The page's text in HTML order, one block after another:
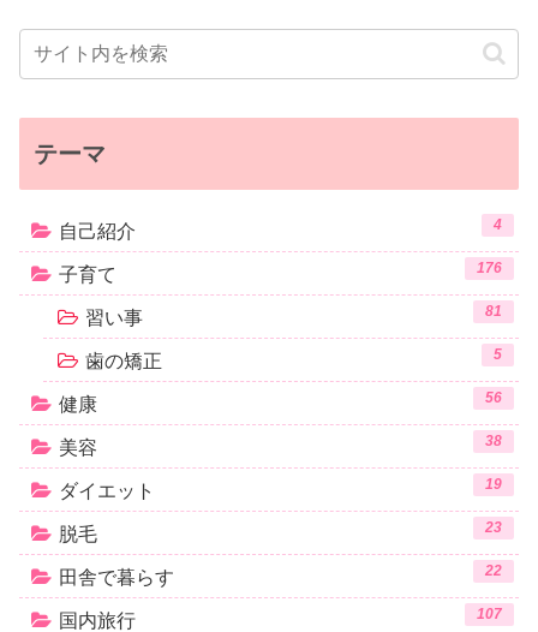
テーマ
自己紹介 4
子育て 176
習い事 81
歯の矯正 5
健康 56
美容 38
ダイエット 19
脱毛 23
田舎で暮らす 22
国内旅行 107